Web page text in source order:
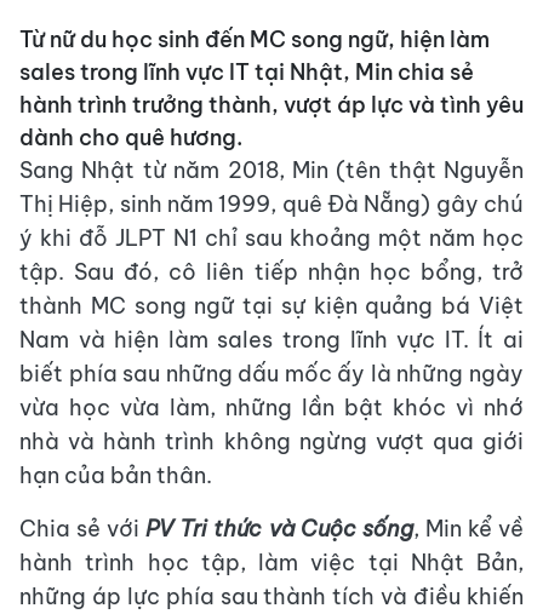
Từ nữ du học sinh đến MC song ngữ, hiện làm
sales trong lĩnh vực IT tại Nhật, Min chia sẻ
hành trình trưởng thành, vượt áp lực và tình yêu
dành cho quê hương.
Sang Nhật từ năm 2018, Min (tên thật Nguyễn
Thị Hiệp, sinh năm 1999, quê Đà Nẵng) gây chú
ý khi đỗ JLPT N1 chỉ sau khoảng một năm học
tập. Sau đó, cô liên tiếp nhận học bổng, trở
thành MC song ngữ tại sự kiện quảng bá Việt
Nam và hiện làm sales trong lĩnh vực IT. Ít ai
biết phía sau những dấu mốc ấy là những ngày
vừa học vừa làm, những lần bật khóc vì nhớ
nhà và hành trình không ngừng vượt qua giới
hạn của bản thân.
Chia sẻ vớiPV Tri thức và Cuộc sống, Min kể về
hành trình học tập, làm việc tại Nhật Bản,
những áp lực phía sau thành tích và điều khiến